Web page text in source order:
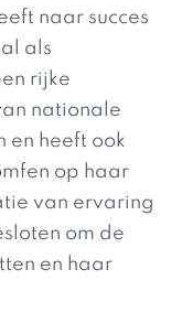
naar succes
als
rijke
nationale
en heeft ook
op haar
van ervaring
om de
en haar